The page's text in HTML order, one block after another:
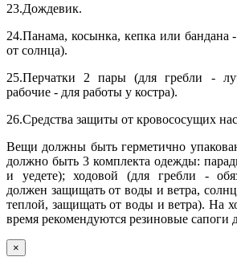
23.Дождевик.
24.Панама, косынка, кепка или бандана
от солнца).
25.Перчатки 2 пары (для гребли -
рабочие - для работы у костра).
26.Средства защиты от кровососущих
Вещи должны быть герметично
должно быть 3 комплекта одежды:
и уедете); ходовой (для гребли -
должен защищать от воды и ветра,
теплой, защищать от воды и ветра). На
время рекомендуются резиновые сапоги
×